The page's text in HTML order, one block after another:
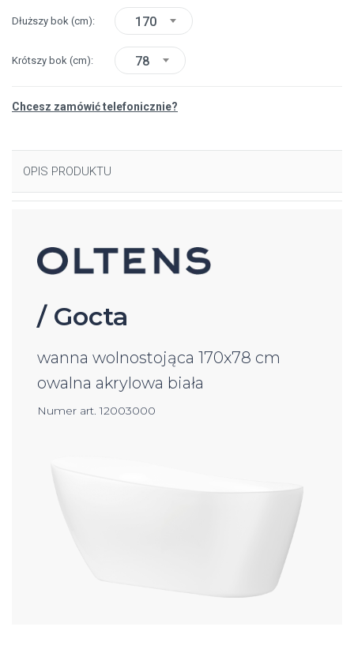
Dłuższy bok (cm) 170
Krótszy bok (cm) 78
Chcesz zamówić telefonicznie?
OPIS PRODUKTU
/ Gocta
wanna wolnostojąca 170x78 cm
owalna akrylowa biała
Numer art. 12003000